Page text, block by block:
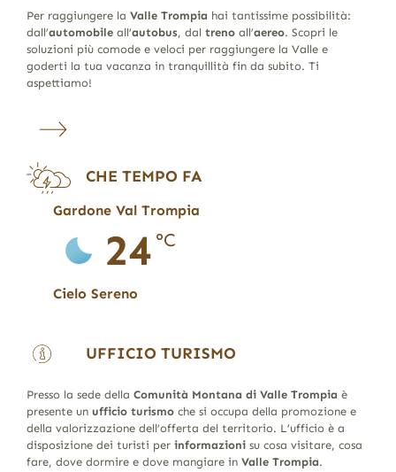
Per raggiungere la Valle Trompia hai tantissime possibilità:
dall’automobileall’autobus, dal trenoall’aereo. Scopri le
soluzioni più comode e veloci per raggiungere la Valle e
goderti la tua vacanza in tranquillità fin da subito. Ti
aspettiamo!
CHE TEMPO FA
Gardone Val Trompia
24 °C
Cielo Sereno
UFFICIO TURISMO
Presso la sede della Comunità Montana di Valle Trompia è
presente un ufficio turismoche si occupa della promozione e
della valorizzazione dell’offerta del territorio. L’ufficio è a
disposizione dei turisti per informazionisu cosa visitare, cosa
fare, dove dormire e dove mangiare in Valle Trompia.